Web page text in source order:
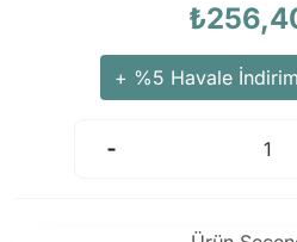
+ %5 Havale